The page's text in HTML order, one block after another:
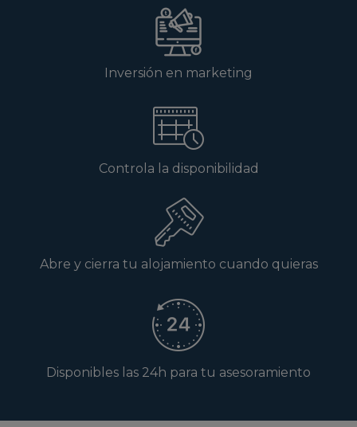
Inversión en marketing
Controla la disponibilidad
Abre y cierra tu alojamiento cuando quieras
Disponibles las 24h para tu asesoramiento